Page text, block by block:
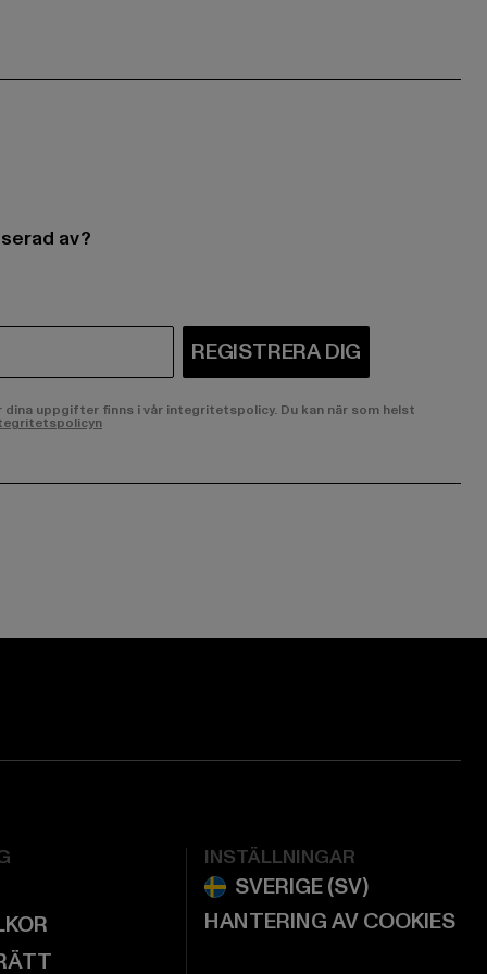
av?
REGISTRERA DIG
uppgifter finns i vår integritetspolicy. Du kan när som helst
page:channel:
INSTÄLLNINGAR
HANTERING AV COOKIES